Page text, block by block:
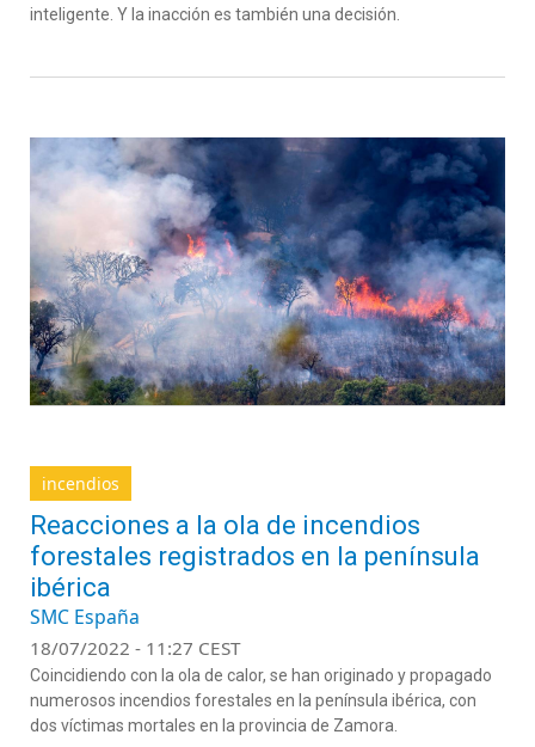
inteligente. Y la inacción es también una decisión.
incendios
Reacciones a la ola de incendios
forestales registrados en la península
ibérica
SMC España
18/07/2022 - 11:27 CEST
Coincidiendo con la ola de calor, se han originado y propagado
numerosos incendios forestales en la península ibérica, con
dos víctimas mortales en la provincia de Zamora.